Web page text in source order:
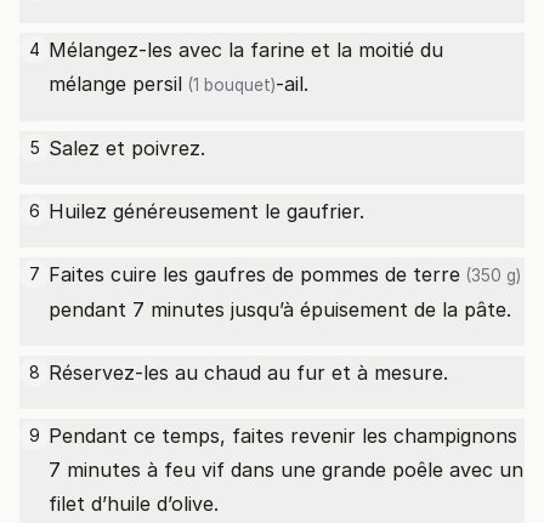
4 Mélangez-les avec la farine et la moitié du
mélange persil (1 bouquet)-ail.
5 Salez et poivrez.
6 Huilez généreusement le gaufrier.
7 Faites cuire les gaufres de pommes de terre (350 g)
pendant 7 minutes jusqu’à épuisement de la pâte.
8 Réservez-les au chaud au fur et à mesure.
9 Pendant ce temps, faites revenir les champignons
7 minutes à feu vif dans une grande poêle avec un
filet d’huile d’olive.